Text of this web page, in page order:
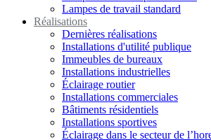
Lampes de travail standard
Réalisations
Dernières réalisations
Installations d'utilité publique
Immeubles de bureaux
Installations industrielles
Éclairage routier
Installations commerciales
Bâtiments résidentiels
Installations sportives
Éclairage dans le secteur de